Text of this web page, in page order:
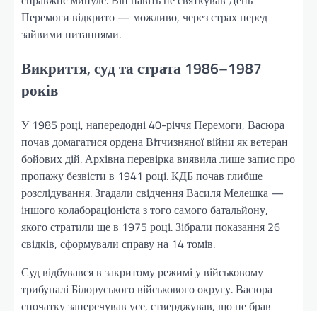
Перемоги відкрито — можливо, через страх перед
зайвими питаннями.
Викриття, суд та страта 1986–1987
років
У 1985 році, напередодні 40-річчя Перемоги, Васюра
почав домагатися ордена Вітчизняної війни як ветеран
бойових дій. Архівна перевірка виявила лише запис про
пропажу безвісти в 1941 році. КДБ почав глибше
розслідування. Згадали свідчення Василя Мелешка —
іншого колабораціоніста з того самого батальйону,
якого стратили ще в 1975 році. Зібрали показання 26
свідків, сформували справу на 14 томів.
Суд відбувався в закритому режимі у військовому
трибуналі Білоруського військового округу. Васюра
спочатку заперечував усе, стверджував, що не брав